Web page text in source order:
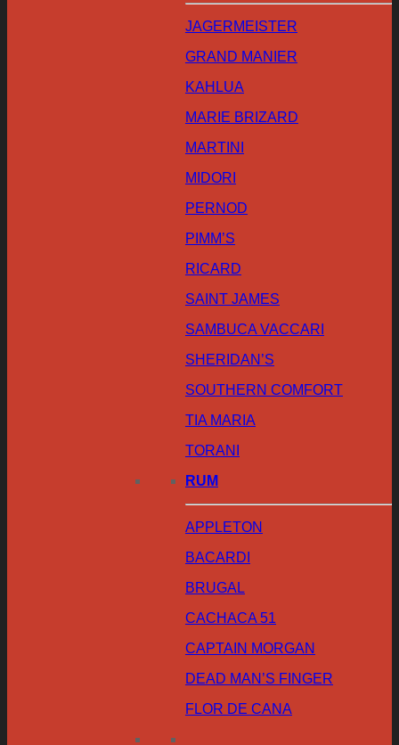
JAGERMEISTER
GRAND MANIER
KAHLUA
MARIE BRIZARD
MARTINI
MIDORI
PERNOD
PIMM’S
RICARD
SAINT JAMES
SAMBUCA VACCARI
SHERIDAN’S
SOUTHERN COMFORT
TIA MARIA
TORANI
RUM
APPLETON
BACARDI
BRUGAL
CACHACA 51
CAPTAIN MORGAN
DEAD MAN’S FINGER
FLOR DE CANA